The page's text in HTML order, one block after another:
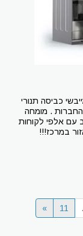
כביסה תנורי
החברות . מומחה
עם אלפי לקוחות
11
»